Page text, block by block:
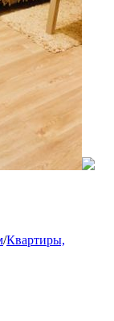
/Квартиры,